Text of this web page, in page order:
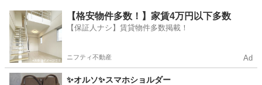
高知 高知市 薊野駅 携帯アクセサリー
【格安物件多数！】家賃4万円以下多数
【保証人ナシ】賃貸物件多数掲載！
ニフティ不動産 Ad
✨オルソ✨スマホショルダー